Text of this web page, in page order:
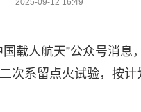
2025-09-12 16:49
国载人航天”公众号消
次系留点火试验，按计